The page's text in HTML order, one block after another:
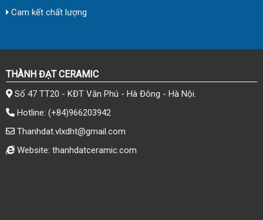
Cam kết chất lượng
THÀNH ĐẠT CERAMIC
Số 47 TT20 - KĐT Văn Phú - Hà Đông - Hà Nội.
Hotline: (+84)966203942
Thanhdat.vlxdht@gmail.com
Website: thanhdatceramic.com